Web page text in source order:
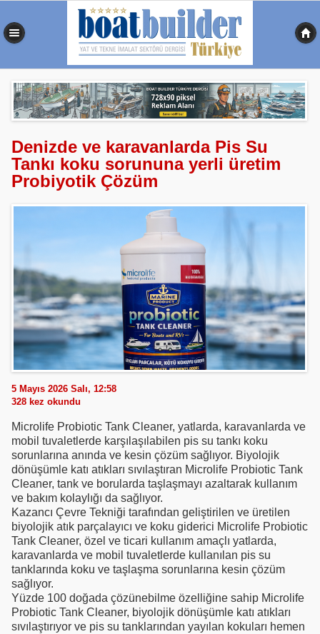
Denizde ve karavanlarda Pis Su
Tankı koku sorununa yerli üretim
Probiyotik Çözüm
5 Mayıs 2026 Salı, 12:58
328 kez okundu
Microlife Probiotic Tank Cleaner, yatlarda, karavanlarda ve
mobil tuvaletlerde karşılaşılabilen pis su tankı koku
sorunlarına anında ve kesin çözüm sağlıyor. Biyolojik
dönüşümle katı atıkları sıvılaştıran Microlife Probiotic Tank
Cleaner, tank ve borularda taşlaşmayı azaltarak kullanım
ve bakım kolaylığı da sağlıyor.
Kazancı Çevre Tekniği tarafından geliştirilen ve üretilen
biyolojik atık parçalayıcı ve koku giderici Microlife Probiotic
Tank Cleaner, özel ve ticari kullanım amaçlı yatlarda,
karavanlarda ve mobil tuvaletlerde kullanılan pis su
tanklarında koku ve taşlaşma sorunlarına kesin çözüm
sağlıyor.
Yüzde 100 doğada çözünebilme özelliğine sahip Microlife
Probiotic Tank Cleaner, biyolojik dönüşümle katı atıkları
sıvılaştırıyor ve pis su tanklarından yayılan kokuları hemen
0,527 sn